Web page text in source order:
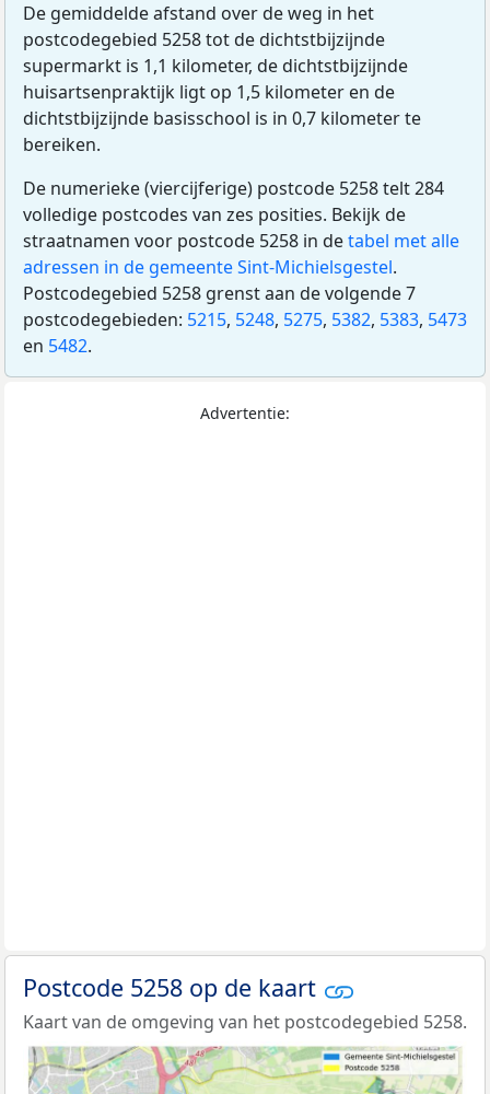
De gemiddelde afstand over de weg in het
postcodegebied 5258 tot de dichtstbijzijnde
supermarkt is 1,1 kilometer, de dichtstbijzijnde
huisartsenpraktijk ligt op 1,5 kilometer en de
dichtstbijzijnde basisschool is in 0,7 kilometer te
bereiken.
De numerieke (viercijferige) postcode 5258 telt 284
volledige postcodes van zes posities. Bekijk de
straatnamen voor postcode 5258 in detabel met alle
adressen in de gemeente Sint-Michielsgestel.
Postcodegebied 5258 grenst aan de volgende 7
postcodegebieden: 5215, 5248, 5275, 5382, 5383, 5473
en 5482.
Advertentie:
Postcode 5258 op de kaart
Kaart van de omgeving van het postcodegebied 5258.